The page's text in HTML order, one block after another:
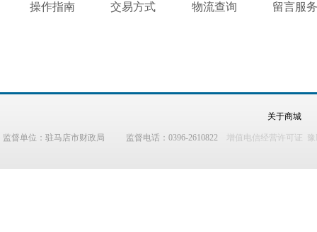
操作指南 交易方式 物流查询 留言服务
关于商城
监督单位：驻马店市财政局 监督电话：0396-2610822 增值电信经营许可证 豫